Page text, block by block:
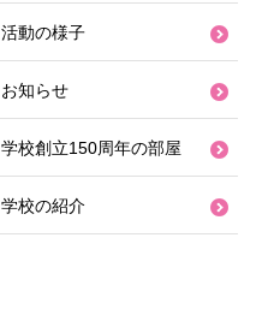
活動の様子
お知らせ
学校創立150周年の部屋
学校の紹介